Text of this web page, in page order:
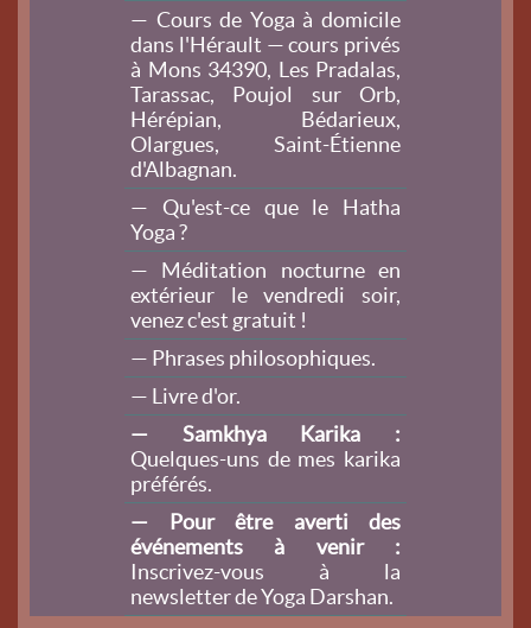
— Cours de Yoga à domicile
dans l'Hérault — cours privés
à Mons 34390, Les Pradalas,
Tarassac, Poujol sur Orb,
Hérépian, Bédarieux,
Olargues, Saint-Étienne
d'Albagnan.
— Qu'est-ce que le Hatha
Yoga ?
— Méditation nocturne en
extérieur le vendredi soir,
venez c'est gratuit !
— Phrases philosophiques.
— Livre d'or.
— Samkhya Karika :
Quelques-uns de mes karika
préférés.
— Pour être averti des
événements à venir :
Inscrivez-vous à la
newsletter de Yoga Darshan.